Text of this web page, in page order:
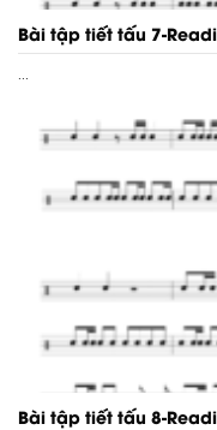
Bài tập tiết tấu 7-
...
Bài tập tiết tấu 8-